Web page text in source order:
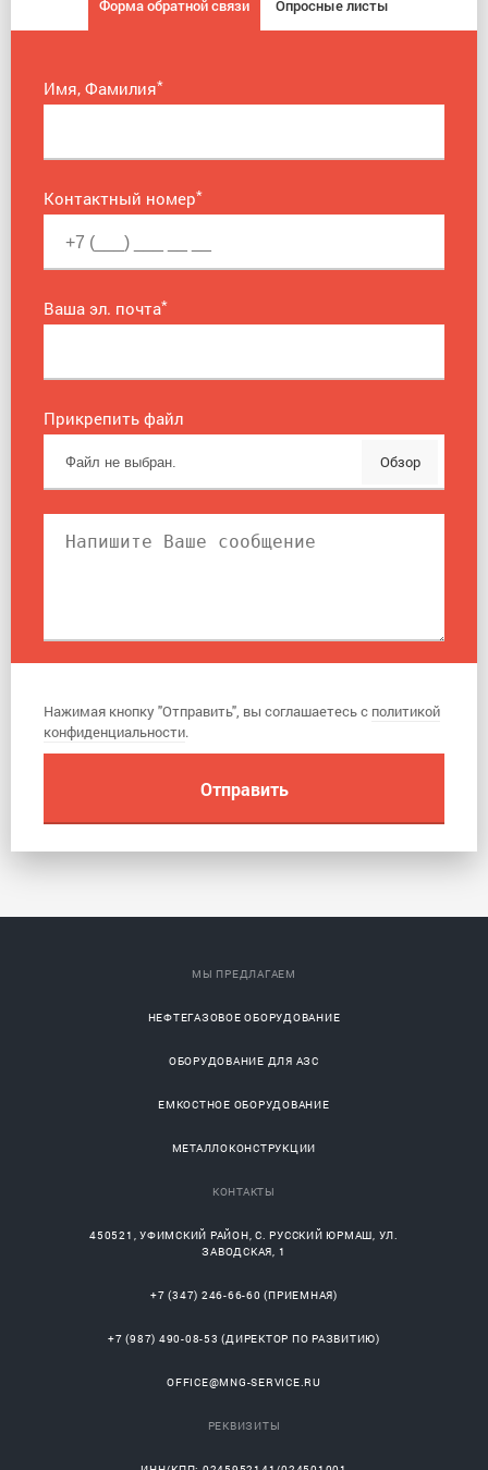
Форма обратной связи Опросные листы
Имя, Фамилия*
Контактный номер*
Ваша эл. почта*
Прикрепить файл
Обзор
Нажимая кнопку "Отправить", вы соглашаетесь с политикой
конфиденциальности.
МЫ ПРЕДЛАГАЕМ
НЕФТЕГАЗОВОЕ ОБОРУДОВАНИЕ
ОБОРУДОВАНИЕ ДЛЯ АЗС
ЕМКОСТНОЕ ОБОРУДОВАНИЕ
МЕТАЛЛОКОНСТРУКЦИИ
КОНТАКТЫ
450521 ,УФИМСКИЙ РАЙОН, С.РУССКИЙ ЮРМАШ, УЛ.
ЗАВОДСКАЯ, 1
+7 (347) 246-66-60 (ПРИЕМНАЯ)
+7 (987) 490-08-53 (ДИРЕКТОР ПО РАЗВИТИЮ)
OFFICE@MNG-SERVICE.RU
РЕКВИЗИТЫ